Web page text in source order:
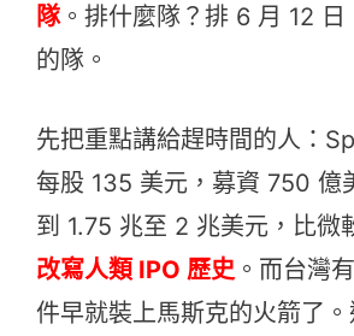
隊。排什麼隊？排 6 月 12
的隊。
先把重點講給趕時間的人：
每股 135 美元，募資 750 億
到 1.75 兆至 2 兆美元，比微
改寫人類 IPO 歷史 。而台灣
件早就裝上馬斯克的火箭了